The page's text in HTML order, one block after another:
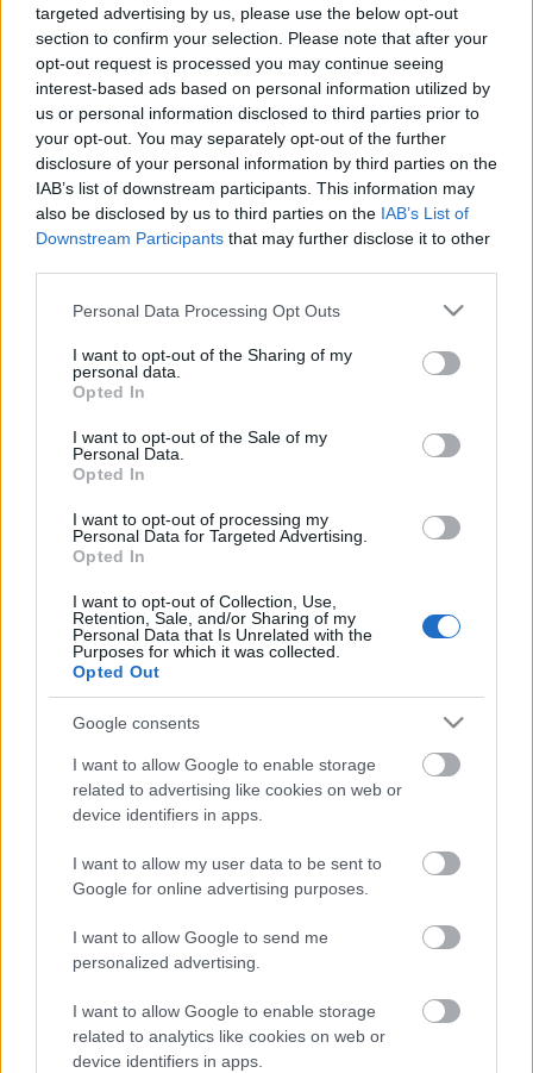
targeted advertising by us, please use the below opt-out
section to confirm your selection. Please note that after your
opt-out request is processed you may continue seeing
interest-based ads based on personal information utilized by
us or personal information disclosed to third parties prior to
your opt-out. You may separately opt-out of the further
disclosure of your personal information by third parties on the
IAB’s list of downstream participants. This information may
also be disclosed by us to third parties on the IAB’s List of
Downstream Participants that may further disclose it to other
Please note that this website/app uses one or more Google
not limited to your visit or usage behaviour. You may click to
grant or deny consent to Google and its third-party tags to
use your data for below specified purposes in below Google
consent section.
Personal Data Processing Opt Outs
I want to opt-out of the Sharing of my
personal data.
Opted In
I want to opt-out of the Sale of my
Personal Data.
Opted In
I want to opt-out of processing my
Personal Data for Targeted Advertising.
Opted In
I want to opt-out of Collection, Use,
Retention, Sale, and/or Sharing of my
Personal Data that Is Unrelated with the
Purposes for which it was collected.
Opted Out
Google consents
I want to allow Google to enable storage
related to advertising like cookies on web or
device identifiers in apps.
I want to allow my user data to be sent to
Google for online advertising purposes.
I want to allow Google to send me
personalized advertising.
I want to allow Google to enable storage
related to analytics like cookies on web or
device identifiers in apps.
https://garainyh.blog.hu/ ***
http://utmutato.blog.hu ***…
- Szombat [2023.01.28.] "Boldogok
vagytok, ha gyaláznak titeket
Krisztus nevéért, mert a dicsőség
Lelke, Isten Lelke megnyugszik
rajtatok!"
&#0;&#0;&#0;&#0;&#0;&#0;&#0;&#0;&#0; *
MINDEN NAPRA: 1 MONDATBAN IS; 2 KIÍRT
ÚTMUTATÓ IGE; 3*Protestáns-
RÚF*Károli*Katolikus*FORDÍTÁSBAN*HANGZÓ
ÖRÖMHÍRTÁR* http://www.garainyh.hu ***
https://garainyh.blog.hu/ ***
- Szerda [2022.03.23.] "Isten a mi
oltalmunk és erősségünk, mindig
biztos segítség a nyomorúságban!"
Andreas•2022. március 23.
MINDEN NAPRA: 1 MONDATBAN IS; 2 KIÍRT
ÚTMUTATÓ IGE; 3*Protestáns-
RÚF*Károli*Katolikus*FORDÍTÁSBAN*HANGZÓ
https://garainyh.blog.hu/ ***
http://utmutato.blog.hu ***…
- Kedd [2020.04.14.] "Ámde Krisztus
feltámadt a halottak közül, mint az
elhunytak zsengéje!"